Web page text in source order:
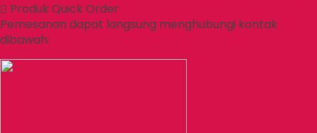
Produk Quick Order
Pemesanan dapat langsung menghubungi kontak
dibawah: